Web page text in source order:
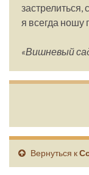
застрелиться,
я всегда ношу
«Вишневый
Вернуться к